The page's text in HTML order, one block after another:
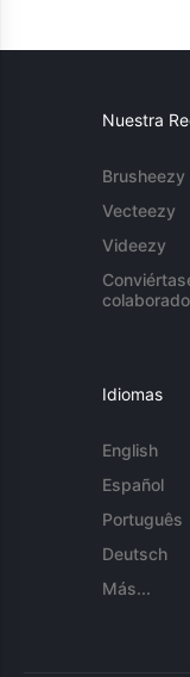
Nuestra
Brusheezy
Vecteezy
Videezy
Idiomas
English
Español
Português
Deutsch
Más...